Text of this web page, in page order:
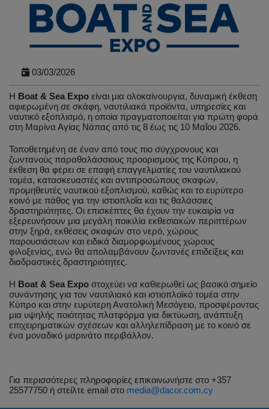
03/03/2026
Η Boat & Sea Expo είναι μια ολοκαίνουργια, δυναμική έκθεση
αφιερωμένη σε σκάφη, ναυτιλιακά προϊόντα, υπηρεσίες και
ναυτικό εξοπλισμό, η οποία πραγματοποιείται για πρώτη φορά
στη Μαρίνα Αγίας Νάπας από τις 8 έως τις 10 Μαΐου 2026.
Τοποθετημένη σε έναν από τους πιο σύγχρονους και
ζωντανούς παραθαλάσσιους προορισμούς της Κύπρου, η
έκθεση θα φέρει σε επαφή επαγγελματίες του ναυτιλιακού
τομέα, κατασκευαστές και αντιπροσώπους σκαφών,
προμηθευτές ναυτικού εξοπλισμού, καθώς και το ευρύτερο
κοινό με πάθος για την ιστιοπλοΐα και τις θαλάσσιες
δραστηριότητες. Οι επισκέπτες θα έχουν την ευκαιρία να
εξερευνήσουν μια μεγάλη ποικιλία εκθεσιακών περιπτέρων
στην ξηρά, εκθέσεις σκαφών στο νερό, χώρους
παρουσιάσεων και ειδικά διαμορφωμένους χώρους
φιλοξενίας, ενώ θα απολαμβάνουν ζωντανές επιδείξεις και
διαδραστικές δραστηριότητες.
Η Boat & Sea Expo στοχεύει να καθιερωθεί ως βασικό σημείο
συνάντησης για τον ναυτιλιακό και ιστιοπλοϊκό τομέα στην
Κύπρο και στην ευρύτερη Ανατολική Μεσόγειο, προσφέροντας
μια υψηλής ποιότητας πλατφόρμα για δικτύωση, ανάπτυξη
επιχειρηματικών σχέσεων και αλληλεπίδραση με το κοινό σε
ένα μοναδικό μαρινάτο περιβάλλον.
Για περισσότερες πληροφορίες επικοινωνήστε στο +357
25577750 ή στείλτε email στο media@dacor.com.cy